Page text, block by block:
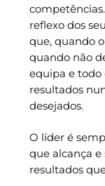
reflexo dos
que, quando
quando não
equipa e todo
resultados
desejados.
O líder é
que alcança e
resultados